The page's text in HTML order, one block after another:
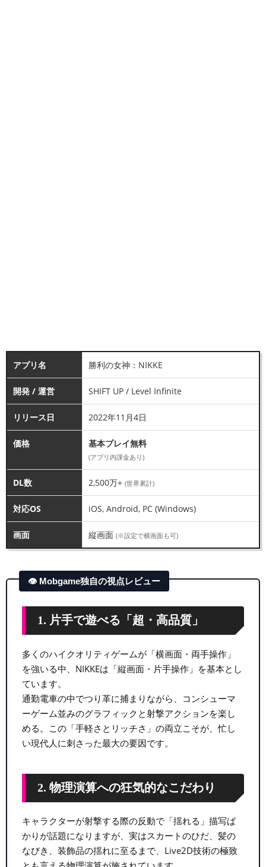
アプリ名 勝利の女神：NIKKE
開発 / 運営 SHIFT UP / Level Infinite
リリース日 2022年11月4日
価格 基本プレイ無料
(アプリ内課金あり)
DL数 2,500万+ (世界累計)
対応OS iOS, Android, PC (Windows)
画面 縦画面 (※設定で横画面も可)
👁 Mobgame独自の視点レビュー
1. 片手で遊べる「超・高品質」
多くのハイクオリティゲームが「横画面・両手操作」
を強いる中、NIKKEは「縦画面・片手操作」を基本とし
ています。
通勤電車の中でつり革に捕まりながら、コンシューマ
ーゲーム並みのグラフィックと射撃アクションを楽し
める。この「手軽さとリッチさ」の両立こそが、忙し
い現代人に刺さった最大の要因です。
2. 物理演算への狂気的なこだわり
キャラクターが射撃する際の反動で「揺れる」描写ば
かりが話題になりますが、実はスカートのひだ、髪の
なびき、装飾品の揺れに至るまで、Live2D技術の極致